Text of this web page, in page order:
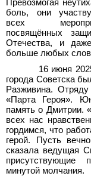
Превозмогая
боль, они
всех
посвящённых
Отечества, и
больше любых
16 июня
города Советска
Разживина.
«Парта Героя».
память о Дмитрии.
всех нас
гордимся, что
герой. Пусть
сказала ведущая
присутствующие
минутой молчания.